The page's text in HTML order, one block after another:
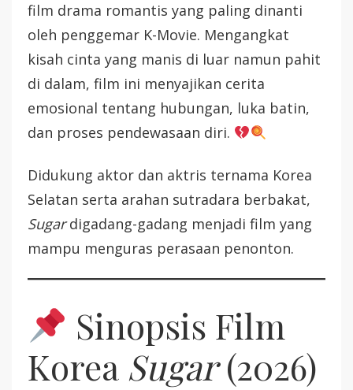
film drama romantis yang paling dinanti
oleh penggemar K-Movie. Mengangkat
kisah cinta yang manis di luar namun pahit
di dalam, film ini menyajikan cerita
emosional tentang hubungan, luka batin,
dan proses pendewasaan diri.
Didukung aktor dan aktris ternama Korea
Selatan serta arahan sutradara berbakat,
Sugardigadang-gadang menjadi film yang
mampu menguras perasaan penonton.
Sinopsis Film
Korea Sugar(2026)